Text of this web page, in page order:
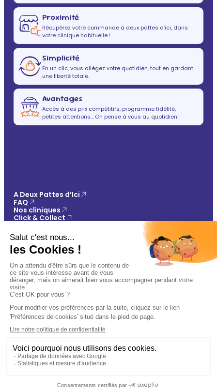
Proximité
Récupérez votre commande à deux pattes d’ici, dans
votre clinique habituelle !
Simplicité
En un clic, vous allégez votre quotidien, tout en gardant
une liberté totale.
Avantages
Accès à des prix compétitifs, programme fidélité,
petites attentions… On pense à vous au quotidien !
A Deux Pattes d’Ici
FAQ
Nos cliniques
Click & Collect
Vos avantages
Conseils
Paiement 100% sécurisé
Politique de confidentialité
Conditions générales de vente
Gestions des cookies
Plan du site